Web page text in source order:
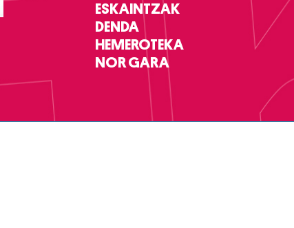
ESKAINTZAK
DENDA
HEMEROTEKA
NOR GARA